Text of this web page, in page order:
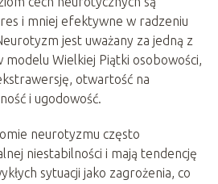
i mniej efektywne w radzeniu
jest uważany za jedną z
modelu Wielkiej Piątki osobowości,
otwartość na
i ugodowość.
neurotyzmu często
niestabilności i mają tendencję
sytuacji jako zagrożenia, co